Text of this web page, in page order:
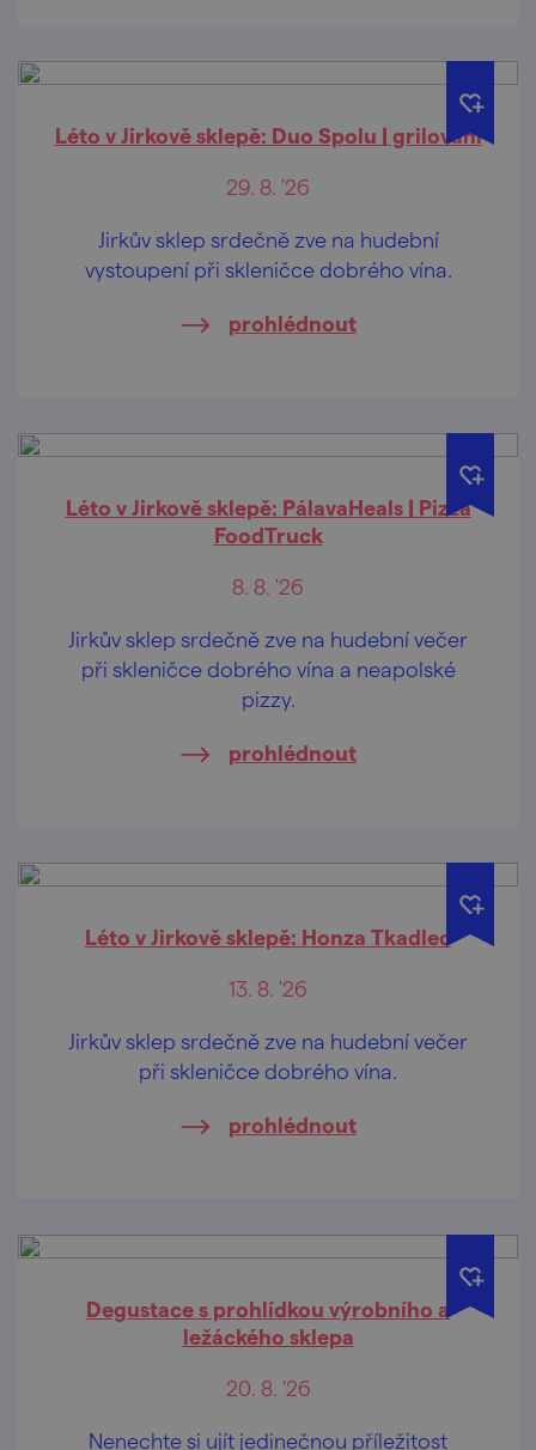
Léto v Jirkově sklepě: Duo Spolu | grilování
29. 8. '26
Jirkův sklep srdečně zve na hudební
vystoupení při skleničce dobrého vína.
prohlédnout
Léto v Jirkově sklepě: PálavaHeals | Pizza
FoodTruck
8. 8. '26
Jirkův sklep srdečně zve na hudební večer
při skleničce dobrého vína a neapolské
pizzy.
prohlédnout
Léto v Jirkově sklepě: Honza Tkadlec
13. 8. '26
Jirkův sklep srdečně zve na hudební večer
při skleničce dobrého vína.
prohlédnout
Degustace s prohlídkou výrobního a
ležáckého sklepa
20. 8. '26
Nenechte si ujít jedinečnou příležitost